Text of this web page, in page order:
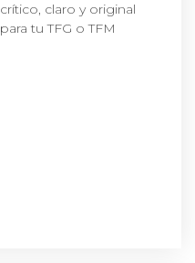
crítico, claro y original
para tu TFG o TFM